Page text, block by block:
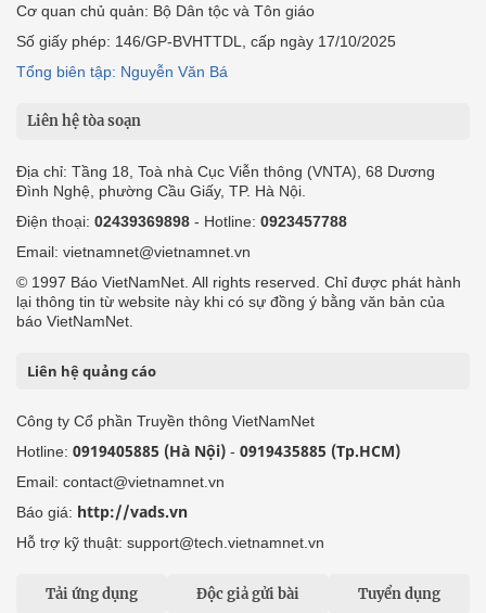
Cơ quan chủ quản: Bộ Dân tộc và Tôn giáo
Số giấy phép: 146/GP-BVHTTDL, cấp ngày 17/10/2025
Tổng biên tập: Nguyễn Văn Bá
Liên hệ tòa soạn
Địa chỉ: Tầng 18, Toà nhà Cục Viễn thông (VNTA), 68 Dương
Đình Nghệ, phường Cầu Giấy, TP. Hà Nội.
Điện thoại: 02439369898 - Hotline: 0923457788
Email: vietnamnet@vietnamnet.vn
© 1997 Báo VietNamNet. All rights reserved. Chỉ được phát hành
lại thông tin từ website này khi có sự đồng ý bằng văn bản của
báo VietNamNet.
Liên hệ quảng cáo
Công ty Cổ phần Truyền thông VietNamNet
Hotline: 0919405885 (Hà Nội) - 0919435885 (Tp.HCM)
Email: contact@vietnamnet.vn
Báo giá: http://vads.vn
Hỗ trợ kỹ thuật: support@tech.vietnamnet.vn
Tải ứng dụng Độc giả gửi bài Tuyển dụng